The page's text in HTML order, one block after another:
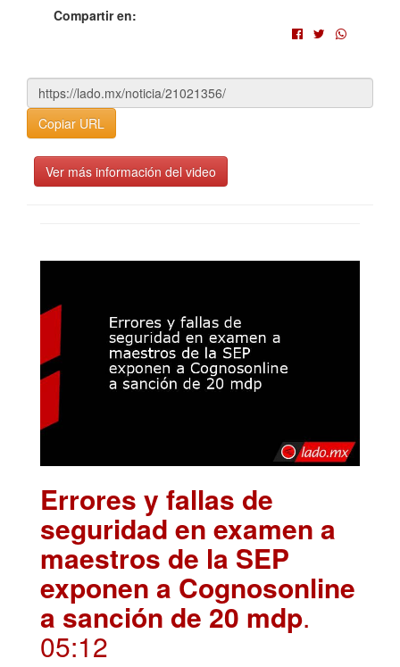
Compartir en:
Copiar URL
Ver más información del video
Errores y fallas de
seguridad en examen a
maestros de la SEP
exponen a Cognosonline
a sanción de 20 mdp.
05:12